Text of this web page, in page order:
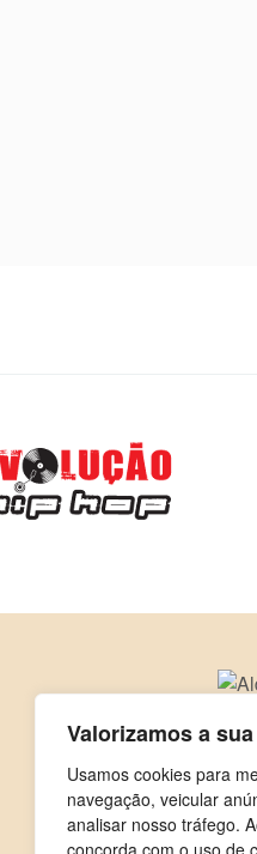
Valorizamos a
Usamos cookies para
navegação, veicular
analisar nosso tráfego.
concorda com o uso de